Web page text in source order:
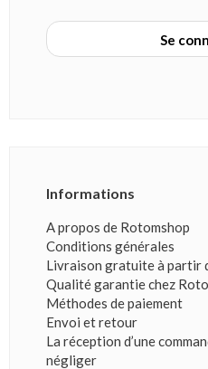
Se
Informations
A propos de Rotomshop
Conditions générales
Livraison gratuite à partir
Qualité garantie chez
Méthodes de paiement
Envoi et retour
La réception d’une
négliger